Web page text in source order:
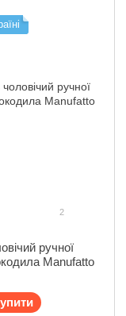
2
ручної
Manufatto